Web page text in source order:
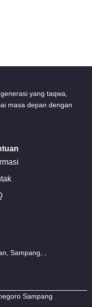
yang taqwa,
masa depan dengan
Sampang, ,
Sampang